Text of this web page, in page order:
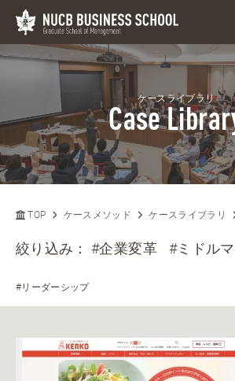
ケースライブラリ
Case
TOP ケースメソッド ケースライブラリ
絞り込み：#企業変革 #ミドル
#リーダーシップ